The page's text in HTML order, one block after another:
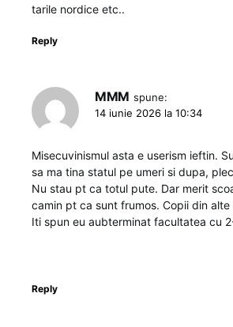
tarile nordice etc..
Reply
MMM spune:
14 iunie 2026 la 10:34
Misecuvinismul asta e userism ieftin.
sa ma tina statul pe umeri si dupa,
Nu stau pt ca totul pute. Dar merit
camin pt ca sunt frumos. Copii din
Iti spun eu aubterminat facultatea cu
Reply